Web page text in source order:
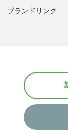
ブランドリンク